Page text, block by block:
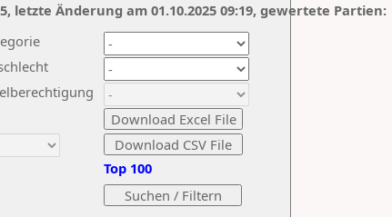
Top 100
letzte Änderung am 01.10.2025 09:19, gewertete Partien: